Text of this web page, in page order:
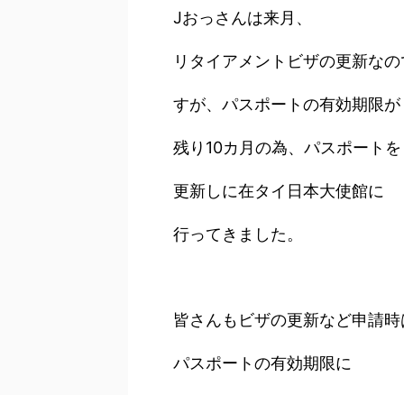
Jおっさんは来月、
リタイアメントビザの更新なの
すが、パスポートの有効期限が
残り10カ月の為、パスポートを
更新しに在タイ日本大使館に
行ってきました。
皆さんもビザの更新など申請時
パスポートの有効期限に